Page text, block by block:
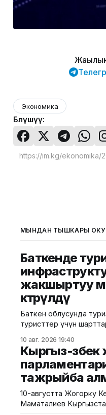
Экономика
Бөлүшүү:
МЫНДАН ТЫШКАРЫ
Баткенде
жакшыртуу
көтөрүлдү
Баткен облусунда
туристтер үчүн
талкууланды. Бул
облусундагы
Маалыматка ылайык,
мамлекеттик
Кубатов облус
Мамытбекова менен
туризмдин негизги
10 авг. 2026 19:40
Кыргыз-
тажрыйба
10-августта Жогорку
Маматалиев